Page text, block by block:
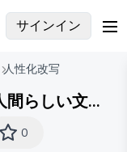
サインイン
人性化改写
らしい文章
0